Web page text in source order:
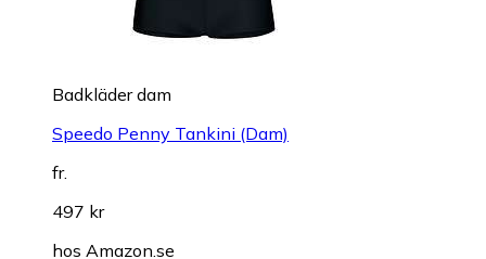
Badkläder dam
Speedo Penny Tankini (Dam)
fr.
497 kr
hos Amazon.se